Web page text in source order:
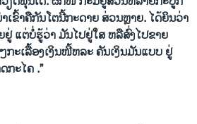
ຂົ້າຄືກັນໂຕນີ້ກະດາຍ ສ່ວນຫຼາຍ. ໄດ້ຍິນວ່າ
ຢູ່ ແຕ່ບໍ່ຮູ້ວ່າ ມັນໄປຢູ່ໃສ ຫລືສົ່ງໄປຂາຍ
ະເລື້ອງເງິນໜີ້ຫລະ ຄັນເງິນມັນແບບ ຢູ່
ະໄຄ .”